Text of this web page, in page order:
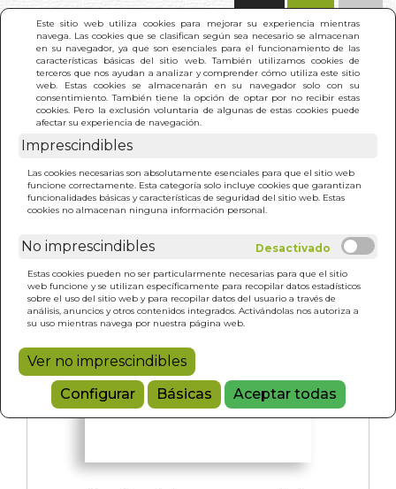
Este sitio web utiliza cookies para mejorar su experiencia mientras
navega. Las cookies que se clasifican según sea necesario se almacenan
en su navegador, ya que son esenciales para el funcionamiento de las
características básicas del sitio web. También utilizamos cookies de
terceros que nos ayudan a analizar y comprender cómo utiliza este sitio
web. Estas cookies se almacenarán en su navegador solo con su
consentimiento. También tiene la opción de optar por no recibir estas
cookies. Pero la exclusión voluntaria de algunas de estas cookies puede
afectar su experiencia de navegación.
Imprescindibles
Las cookies necesarias son absolutamente esenciales para que el sitio web
funcione correctamente. Esta categoría solo incluye cookies que garantizan
funcionalidades básicas y características de seguridad del sitio web. Estas
cookies no almacenan ninguna información personal.
No imprescindibles
Estas cookies pueden no ser particularmente necesarias para que el sitio
web funcione y se utilizan específicamente para recopilar datos estadísticos
sobre el uso del sitio web y para recopilar datos del usuario a través de
análisis, anuncios y otros contenidos integrados. Activándolas nos autoriza a
su uso mientras navega por nuestra página web.
Ver no imprescindibles
Configurar
Básicas Aceptar todas
INICIO >
MAESTRO DEL MAHAMUDRA